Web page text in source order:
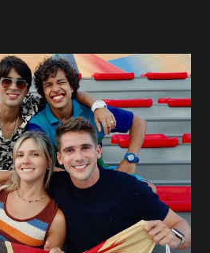
demonstrou ser o tipo de
durante toda a vida. Camila
e imagina como seria o
seduzi-lo. Manuel avisa a
de Gabriel com Joana.
de todas as suspeitas pelo
apontando que ele poderia
Gabriel. Artur informa a Gabriel
por engano outra paciente, que está